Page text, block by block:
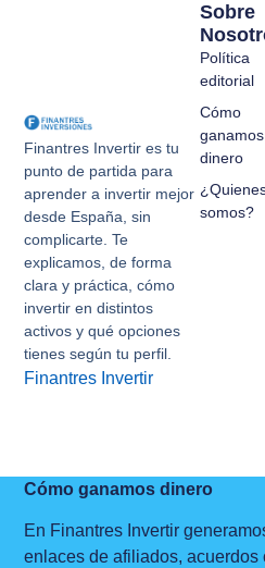
Finantres Invertir es tu
punto de partida para
aprender a invertir mejor
desde España, sin
complicarte. Te
explicamos, de forma
clara y práctica, cómo
invertir en distintos
activos y qué opciones
tienes según tu perfil.
Finantres Invertir
Sobre
Política
editorial
Cómo
ganamos
dinero
somos?
Cómo ganamos dinero
En Finantres Invertir
enlaces de afiliados, acuerdos